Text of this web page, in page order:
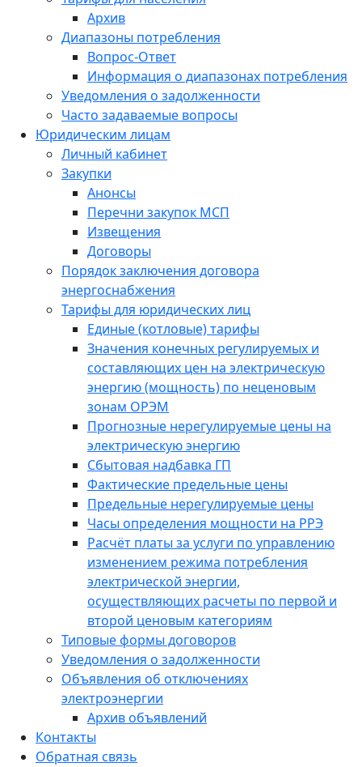
Архив
Диапазоны потребления
Вопрос-Ответ
Информация о диапазонах потребления
Уведомления о задолженности
Часто задаваемые вопросы
Юридическим лицам
Личный кабинет
Закупки
Анонсы
Перечни закупок МСП
Извещения
Договоры
Порядок заключения договора
энергоснабжения
Тарифы для юридических лиц
Единые (котловые) тарифы
Значения конечных регулируемых и
составляющих цен на электрическую
энергию (мощность) по неценовым
зонам ОРЭМ
Прогнозные нерегулируемые цены на
электрическую энергию
Сбытовая надбавка ГП
Фактические предельные цены
Предельные нерегулируемые цены
Часы определения мощности на РРЭ
Расчёт платы за услуги по управлению
изменением режима потребления
электрической энергии,
осуществляющих расчеты по первой и
второй ценовым категориям
Типовые формы договоров
Уведомления о задолженности
Объявления об отключениях
электроэнергии
Архив объявлений
Контакты
Обратная связь